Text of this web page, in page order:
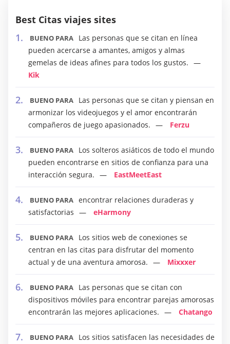
Best Citas viajes sites
BUENO PARA
Las personas que se citan en línea
pueden acercarse a amantes, amigos y almas
gemelas de ideas afines para todos los gustos.
Kik
BUENO PARA
Las personas que se citan y piensan en
armonizar los videojuegos y el amor encontrarán
compañeros de juego apasionados.
Ferzu
BUENO PARA
Los solteros asiáticos de todo el mundo
pueden encontrarse en sitios de confianza para una
interacción segura.
EastMeetEast
BUENO PARA encontrar relaciones duraderas y
satisfactorias
eHarmony
BUENO PARA
Los sitios web de conexiones se
centran en las citas para disfrutar del momento
actual y de una aventura amorosa.
Mixxxer
BUENO PARA
Las personas que se citan con
dispositivos móviles para encontrar parejas amorosas
encontrarán las mejores aplicaciones.
Chatango
BUENO PARA
Los sitios satisfacen las necesidades de